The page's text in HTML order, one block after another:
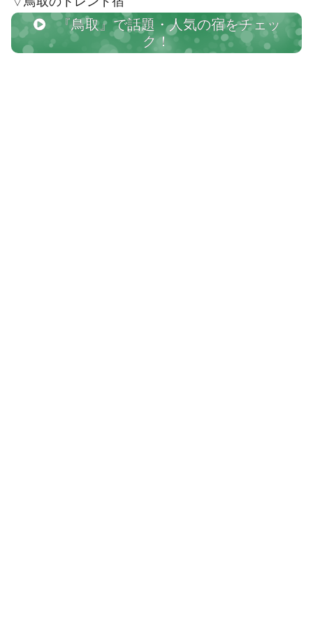
『鳥取』で話題・人気の宿をチェッ
ク！